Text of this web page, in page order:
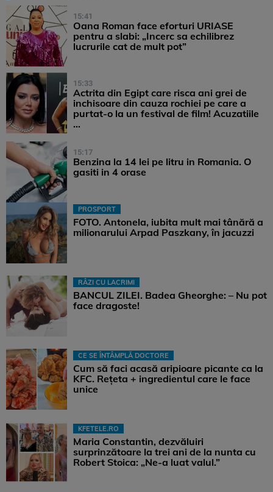
15:41
Oana Roman face eforturi URIASE
pentru a slabi: „Incerc sa echilibrez
lucrurile cat de mult pot”
15:33
Actrita din Egipt care risca ani grei de
inchisoare din cauza rochiei pe care a
purtat-o la un festival de film! Acuzatiile
...
15:17
Benzina la 14 lei pe litru in Romania. O
gasiti in 4 orase
PROSPORT
FOTO. Antonela, iubita mult mai tânără a
milionarului Arpad Paszkany, în jacuzzi
RÂZI CU LACRIMI
BANCUL ZILEI. Badea Gheorghe: – Nu pot
face dragoste!
CE SE ÎNTÂMPLĂ DOCTORE
Cum să faci acasă aripioare picante ca la
KFC. Rețeta + ingredientul care le face
unice
KFETELE.RO
Maria Constantin, dezvăluiri
surprinzătoare la trei ani de la nunta cu
Robert Stoica: „Ne-a luat valul.”